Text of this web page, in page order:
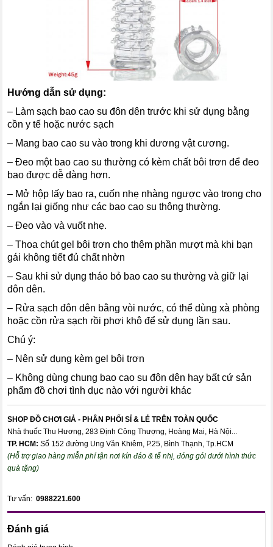
Hướng dẫn sử dụng:
– Làm sạch bao cao su đôn dên trước khi sử dụng bằng
cồn y tế hoặc nước sạch
– Mang bao cao su vào trong khi dương vật cương.
– Đeo một bao cao su thường có kèm chất bôi trơn để đeo
bao được dễ dàng hơn.
– Mở hộp lấy bao ra, cuốn nhẹ nhàng ngược vào trong cho
ngắn lại giống như các bao cao su thông thường.
– Đeo vào và vuốt nhẹ.
– Thoa chút gel bôi trơn cho thêm phần mượt mà khi bạn
gái không tiết đủ chất nhờn
– Sau khi sử dụng tháo bỏ bao cao su thường và giữ lại
đôn dên.
– Rửa sạch đôn dên bằng vòi nước, có thể dùng xà phòng
hoặc cồn rửa sạch rồi phơi khô để sử dụng lần sau.
Chú ý:
– Nên sử dụng kèm gel bôi trơn
– Không dùng chung bao cao su đôn dên hay bất cứ sản
phẩm đồ chơi tình dục nào với người khác
SHOP ĐỒ CHƠI GIẢ - PHÂN PHỐI SỈ & LẺ TRÊN TOÀN QUỐC
Nhà thuốc Thu Hương, 283 Định Công Thượng, Hoàng Mai, Hà Nội...
TP. HCM: Số 152 đường Ung Văn Khiêm, P.25, Bình Thạnh, Tp.HCM
(Hỗ trợ giao hàng miễn phí tận nơi kín đáo & tế nhị, đóng gói dưới hình thức
quà tặng)
Tư vấn:0988221.600
Đánh giá